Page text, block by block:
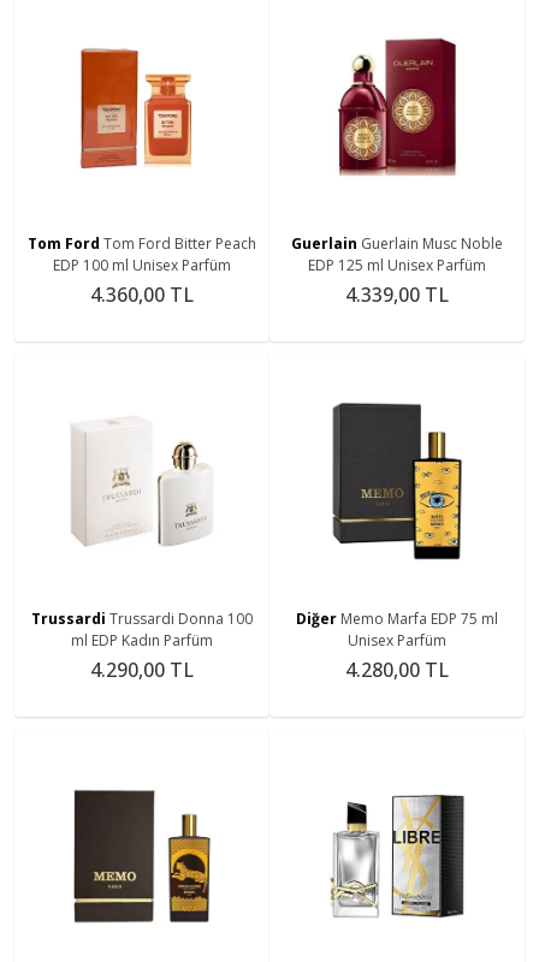
Tom Ford Tom Ford Bitter Peach
EDP 100 ml Unisex Parfüm
4.360,00 TL
Guerlain Guerlain Musc Noble
EDP 125 ml Unisex Parfüm
4.339,00 TL
Trussardi Trussardi Donna 100
ml EDP Kadın Parfüm
4.290,00 TL
Diğer Memo Marfa EDP 75 ml
Unisex Parfüm
4.280,00 TL